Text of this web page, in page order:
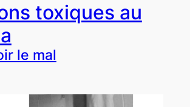
toxiques au
le mal